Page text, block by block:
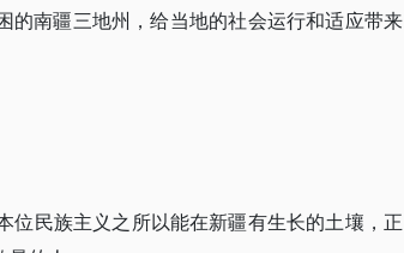
的南疆三地州，给当地的社会运行和适应带来
位民族主义之所以能在新疆有生长的土壤，正